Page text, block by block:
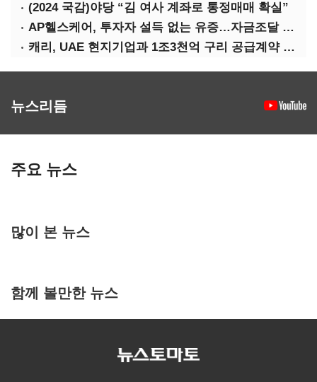
(2024 국감)야당 “김 여사 계좌로 통정매매 확실”
AP헬스케어, 투자자 설득 없는 유증…자금조달 ‘빨간불’
캐리, UAE 현지기업과 1조3천억 구리 공급계약 체결
뉴스리듬
주요 뉴스
많이 본 뉴스
함께 볼만한 뉴스